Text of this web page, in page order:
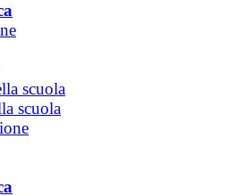
scuola
scuola